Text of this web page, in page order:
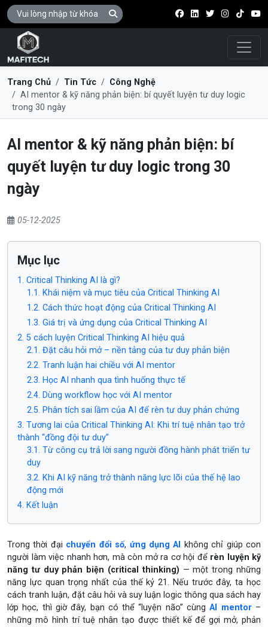
Điều
Trang Chủ Tin Tức
Công Nghệ
AI mentor & kỹ năng phản biện: bí quyết luyện tư duy logic
trong 30 ngày
AI mentor & kỹ năng phản biện: bí
quyết luyện tư duy logic trong 30
ngày
05-12-2025
Mục lục
1. Critical Thinking AI là gì?
1.1. Khái niệm và mục tiêu của Critical Thinking AI
1.2. Cách thức hoạt động của Critical Thinking AI
1.3. Giá trị và ứng dụng của Critical Thinking AI
2. 5 cách luyện Critical Thinking AI hiệu quả
2.1. Đặt câu hỏi mở – nền tảng của tư duy phản biện
2.2. Tranh luận hai chiều với AI mentor
2.3. Học AI nhanh qua tình huống thực tế
2.4. Dùng workflow học với AI mentor
2.5. Phân tích sai lầm của AI để rèn tư duy phản chứng
3. Tương lai của Critical Thinking AI: Khi trí tuệ nhân tạo trở
thành “đồng đội tư duy”
3.1. Từ công cụ trả lời sang người đồng hành phát triển tư
duy
3.2. Khi AI kỹ năng trở thành năng lực lõi của thế hệ lao
động mới
4. Kết luận
Trong thời đại chuyển đổi số, ứng dụng AI
không chỉ giúp con
người làm việc nhanh hơn, mà còn mở ra cơ hội để rèn luyện kỹ
năng tư duy phản biện (critical thinking) — một trong những
năng lực quan trọng nhất của thế kỷ 21. Nếu trước đây, ta học
cách tranh luận, đặt câu hỏi và suy luận logic thông qua sách hay
lớp học, thì giờ đây, bạn có thể “luyện não” cùngAI mentor–
những mô hình trí tuệ nhân tạo được thiết kế để gợi mở, phản